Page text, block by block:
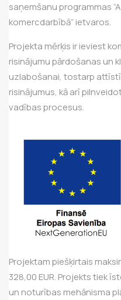
saņemšanu programmas
komercdarbībā” ietvaros.
Projekta mērķis ir ieviest
risinājumu pārdošanas un
uzlabošanai, tostarp
risinājumus, kā arī
vadības procesus.
Projektam piešķirtais
328,00 EUR. Projekts tiek
un noturības mehānisma